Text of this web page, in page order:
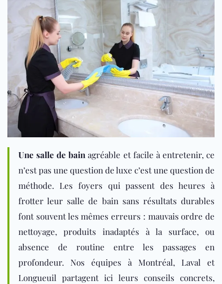
Une salle de bain agréable et facile à entretenir, ce
n’est pas une question de luxe c’est une question de
méthode. Les foyers qui passent des heures à
frotter leur salle de bain sans résultats durables
font souvent les mêmes erreurs : mauvais ordre de
nettoyage, produits inadaptés à la surface, ou
absence de routine entre les passages en
profondeur. Nos équipes à Montréal, Laval et
Longueuil partagent ici leurs conseils concrets,